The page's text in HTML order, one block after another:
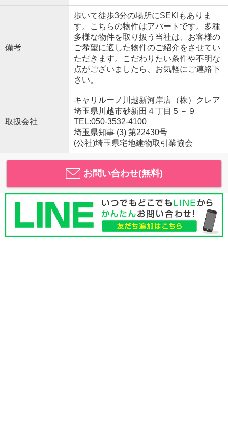
備考
歩いて徒歩3分の場所にSEKIもありま
す。こちらの物件はアパートです。多種
多様な物件を取り扱う当社は、お客様の
ご希望に適した物件のご紹介をさせてい
ただきます。こだわりたい条件や不明な
点がございましたら、お気軽にご連絡下
さい。
取扱会社
キャリルーノ川越新河岸店（株）クレア
埼玉県川越市砂新田４丁目５－９
TEL:050-3532-4100
埼玉県知事 (3) 第22430号
(公社)埼玉県宅地建物取引業協会
お問い合わせ(無料)